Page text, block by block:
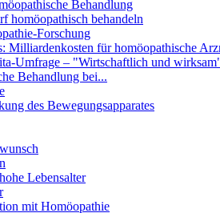
Behandlung
homöopathisch behandeln
Forschung
Milliardenkosten für homöopathische
Umfrage – "Wirtschaftlich und
Behandlung bei...
des Bewegungsapparates
Lebensalter
mit Homöopathie